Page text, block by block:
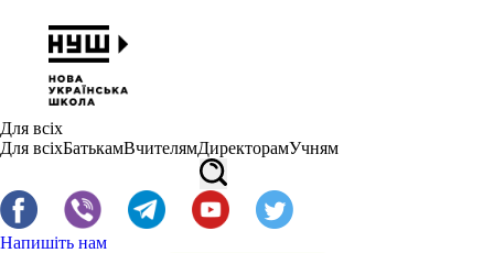
Для всіх
Для всіхБатькамВчителямДиректорамУчням
Напишіть нам